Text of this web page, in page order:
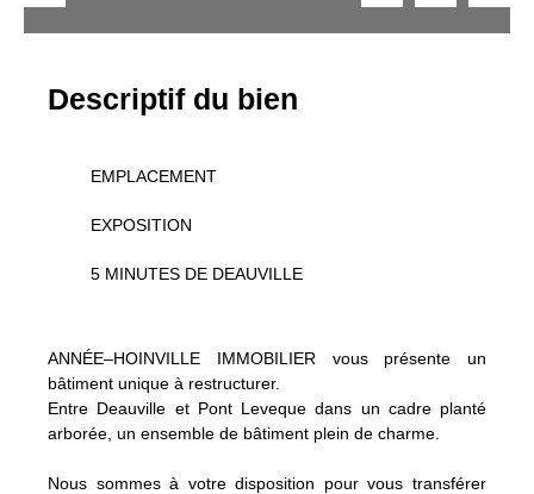
Descriptif du bien
EMPLACEMENT
EXPOSITION
5 MINUTES DE DEAUVILLE
ANNÉE–HOINVILLE IMMOBILIER vous présente un
bâtiment unique à restructurer.
Entre Deauville et Pont Leveque dans un cadre planté
arborée, un ensemble de bâtiment plein de charme.
Nous sommes à votre disposition pour vous transférer